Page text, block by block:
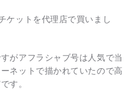
ケットを代理店で買いまし
がアフラシャブ号は人気で当
ネットで描かれていたので高
す。